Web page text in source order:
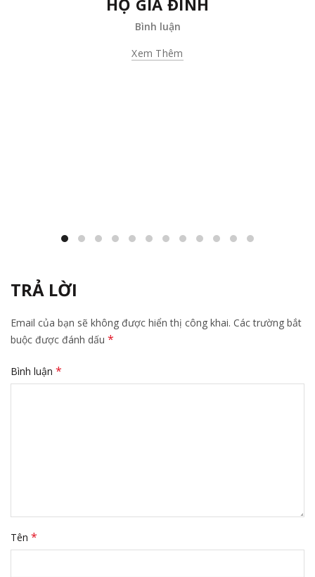
HỘ GIA ĐÌNH
Bình luận
Xem Thêm
TRẢ LỜI
Email của bạn sẽ không được hiển thị công khai. Các trường bắt
buộc được đánh dấu *
Bình luận *
Tên *